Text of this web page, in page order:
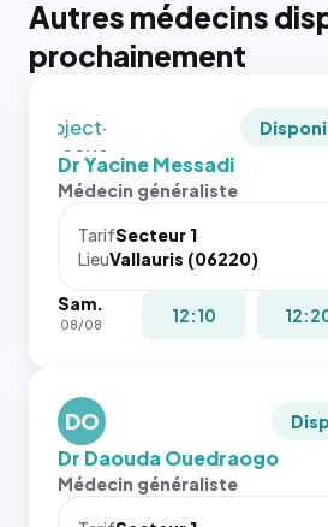
Autres médecins
prochainement
puisque la
photo est
recadrée
`object-
fit: cover`.
Sans ces
navigateur
pas la
place, et
les trois
dernières
images de
l'annuaire
dans ce
Dr Yacine Messadi
Médecin généraliste
TarifSecteur 1
LieuVallauris (06220)
Sam.
08/08 12:10
DO
Dr Daouda Ouedraogo
Médecin généraliste
{# 40×40
`.profile-
picture`,
et un
rapport 1:1